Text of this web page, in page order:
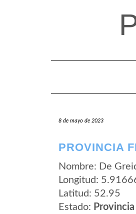
8 de mayo de 2023
PROVINCIA
Nombre: De
Longitud:
Latitud: 52.95
Estado: